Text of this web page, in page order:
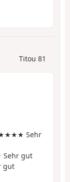
Titou 81
Sehr
gut
gut